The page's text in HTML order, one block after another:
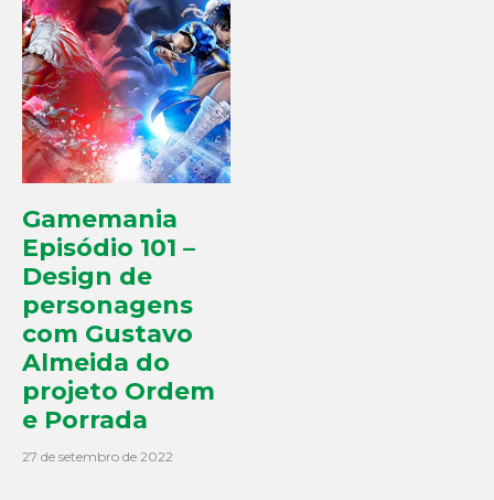
Gamemania
Episódio 101 –
Design de
personagens
com Gustavo
Almeida do
projeto Ordem
e Porrada
27 de setembro de 2022